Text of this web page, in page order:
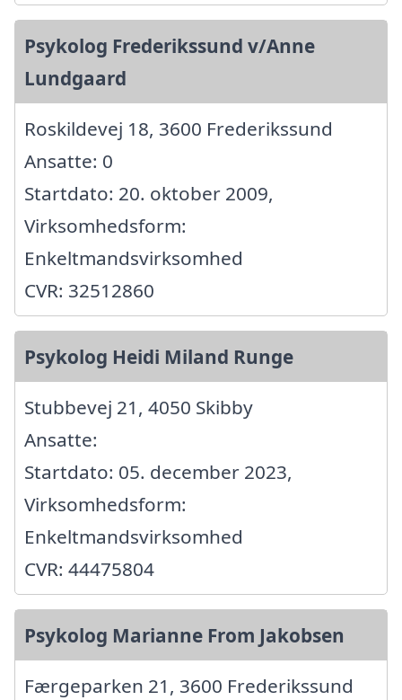
Psykolog Frederikssund v/Anne
Lundgaard
Roskildevej 18, 3600 Frederikssund
Ansatte: 0
Startdato: 20. oktober 2009,
Virksomhedsform:
Enkeltmandsvirksomhed
CVR: 32512860
Psykolog Heidi Miland Runge
Stubbevej 21, 4050 Skibby
Ansatte:
Startdato: 05. december 2023,
Virksomhedsform:
Enkeltmandsvirksomhed
CVR: 44475804
Psykolog Marianne From Jakobsen
Færgeparken 21, 3600 Frederikssund